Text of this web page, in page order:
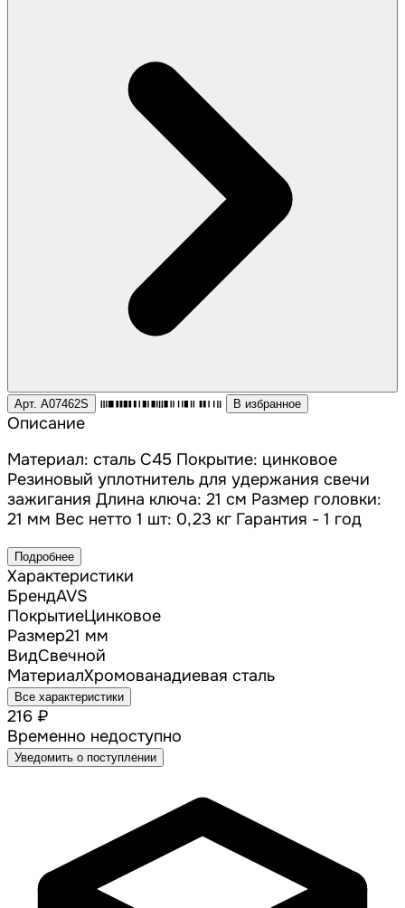
Арт. A07462S В избранное
Описание
Материал: сталь С45 Покрытие: цинковое
Резиновый уплотнитель для удержания свечи
зажигания Длина ключа: 21 см Размер головки:
21 мм Вес нетто 1 шт: 0,23 кг Гарантия - 1 год
Подробнее
Характеристики
БрендAVS
ПокрытиеЦинковое
Размер21 мм
ВидСвечной
МатериалХромованадиевая сталь
Все характеристики
216 ₽
Временно недоступно
Уведомить о поступлении